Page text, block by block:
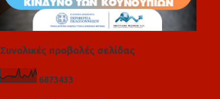
Συνολικές προβολές σελίδας
6873433